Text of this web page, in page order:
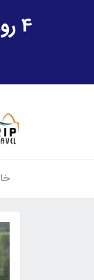
4 روز سفر بیشتر همراه با دیدار از شهر تاریخی خیوه و یک پرواز داخلی ازبکستان هدیه ویژه سفر شهریورماه